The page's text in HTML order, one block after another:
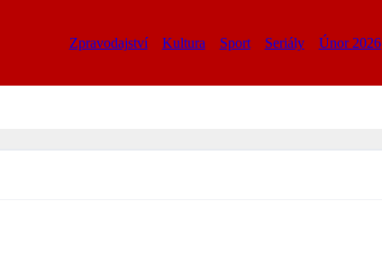
Zpravodajství Kultura Sport Seriály Únor 2026